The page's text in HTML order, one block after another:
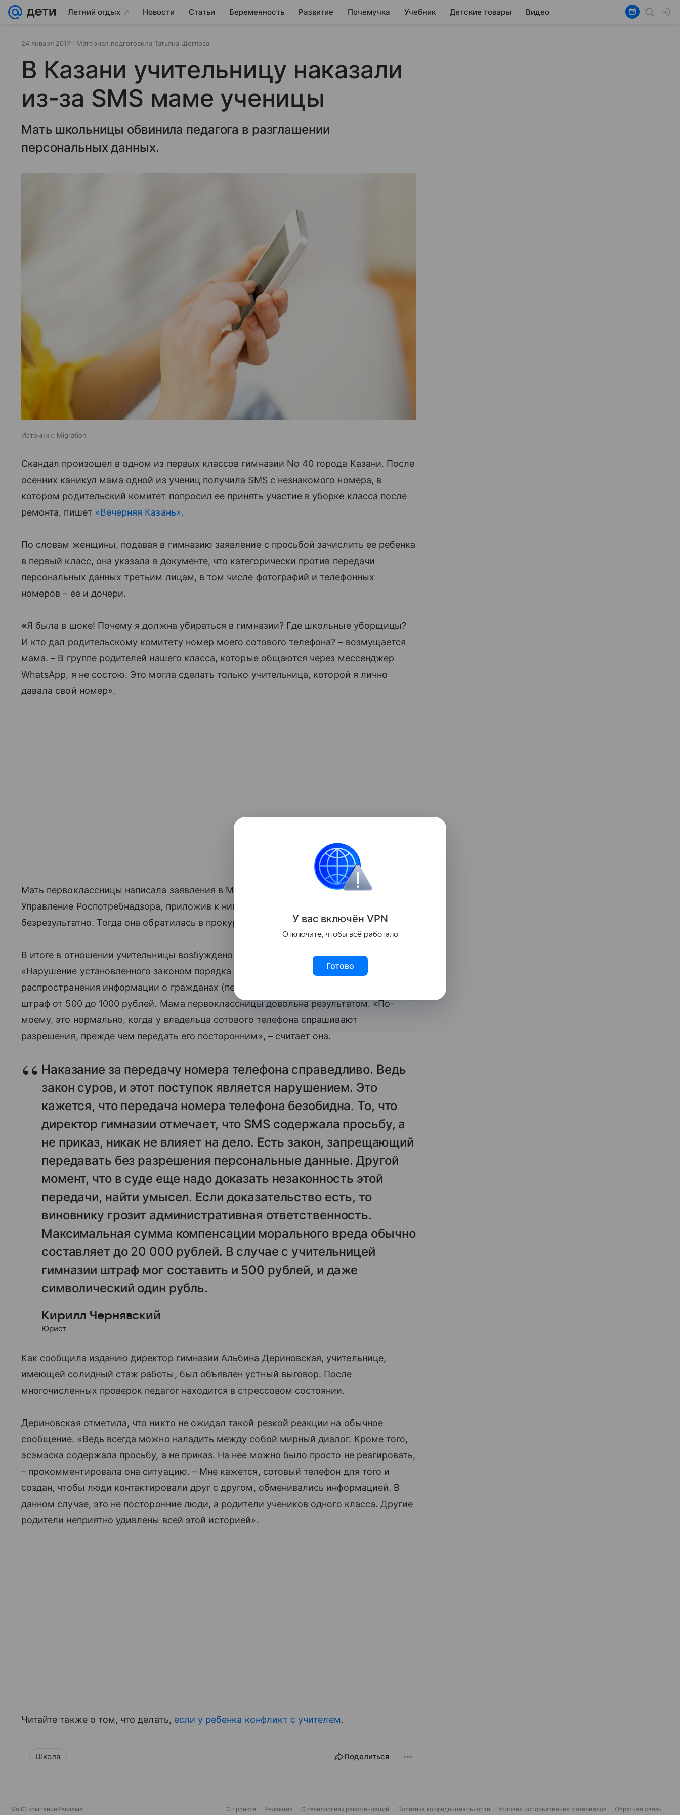
Летний отдых Новости Статьи Беременность Развитие Почемучка Учебник Детские товары Видео
24 января 2017 Материал подготовила Татьяна Щеглова
В Казани учительницу наказали
из-за SMS маме ученицы
Мать школьницы обвинила педагога в разглашении
персональных данных.
Источник: Migration
Скандал произошел в одном из первых классов гимназии No 40 города Казани. После
осенних каникул мама одной из учениц получила SMS с незнакомого номера, в
котором родительский комитет попросил ее принять участие в уборке класса после
ремонта, пишет «Вечерняя Казань».
По словам женщины, подавая в гимназию заявление с просьбой зачислить ее ребенка
в первый класс, она указала в документе, что категорически против передачи
персональных данных третьим лицам, в том числе фотографий и телефонных
номеров – ее и дочери.
«Я была в шоке! Почему я должна убираться в гимназии? Где школьные уборщицы?
И кто дал родительскому комитету номер моего сотового телефона? – возмущается
мама. – В группе родителей нашего класса, которые общаются через мессенджер
WhatsApp, я не состою. Это могла сделать только учительница, которой я лично
давала свой номер».
Мать первоклассницы написала заявления в Минобрнауки Республики Татарстан и
Управление Роспотребнадзора, приложив к ним скриншот SMS, но это оказалось
безрезультатно. Тогда она обратилась в прокуратуру.
В итоге в отношении учительницы возбуждено административное дело по статье
«Нарушение установленного законом порядка сбора, хранения, использования или
распространения информации о гражданах (персональных данных)». Педагогу грозит
штраф от 500 до 1000 рублей. Мама первоклассницы довольна результатом. «По-
моему, это нормально, когда у владельца сотового телефона спрашивают
разрешения, прежде чем передать его посторонним», – считает она.
Наказание за передачу номера телефона справедливо. Ведь
закон суров, и этот поступок является нарушением. Это
кажется, что передача номера телефона безобидна. То, что
директор гимназии отмечает, что SMS содержала просьбу, а
не приказ, никак не влияет на дело. Есть закон, запрещающий
передавать без разрешения персональные данные. Другой
момент, что в суде еще надо доказать незаконность этой
передачи, найти умысел. Если доказательство есть, то
виновнику грозит административная ответственность.
Максимальная сумма компенсации морального вреда обычно
составляет до 20 000 рублей. В случае с учительницей
гимназии штраф мог составить и 500 рублей, и даже
символический один рубль.
Кирилл Чернявский
Юрист
Как сообщила изданию директор гимназии Альбина Дериновская, учительнице,
имеющей солидный стаж работы, был объявлен устный выговор. После
многочисленных проверок педагог находится в стрессовом состоянии.
Дериновская отметила, что никто не ожидал такой резкой реакции на обычное
сообщение. «Ведь всегда можно наладить между собой мирный диалог. Кроме того,
эсэмэска содержала просьбу, а не приказ. На нее можно было просто не реагировать,
– прокомментировала она ситуацию. – Мне кажется, сотовый телефон для того и
создан, чтобы люди контактировали друг с другом, обменивались информацией. В
данном случае, это не посторонние люди, а родители учеников одного класса. Другие
родители неприятно удивлены всей этой историей».
Читайте также о том, что делать, если у ребенка конфликт с учителем.
Школа Поделиться
MailО компанииРеклама О проекте Редакция О технологиях рекомендаций Политика конфиденциальности Условия использования материалов Обратная связь
У вас включён VPN
Отключите, чтобы всё работало
Готово